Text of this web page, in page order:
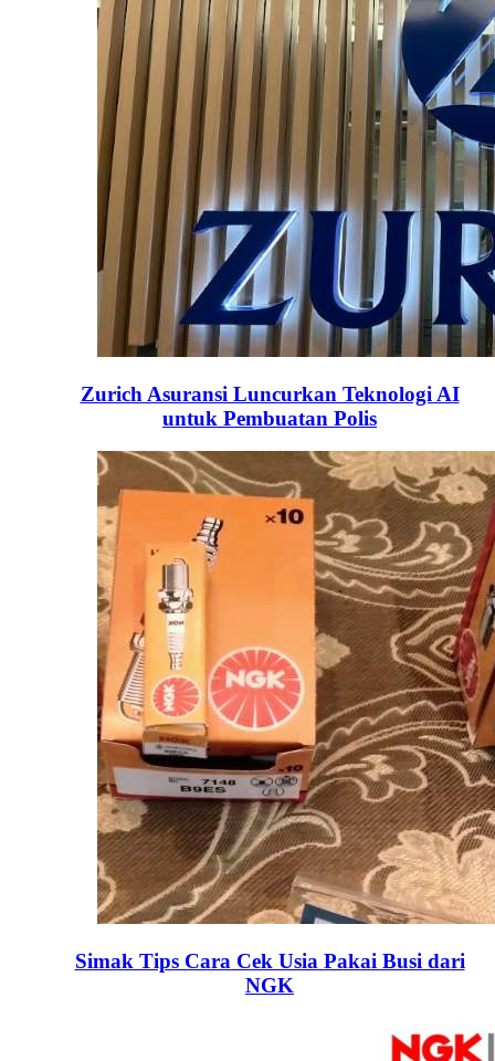
Zurich Asuransi Luncurkan Teknologi AI
untuk Pembuatan Polis
Simak Tips Cara Cek Usia Pakai Busi dari
NGK